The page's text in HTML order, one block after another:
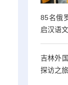
85名俄
启汉语
吉林外
探访之旅